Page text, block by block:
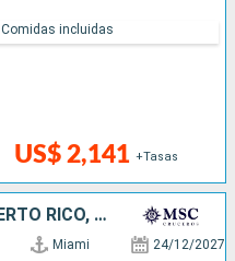
US$ 2,141 +Tasas
Comidas incluidas
REPÚBLICA DOMINICANA, PUERTO RICO, BAHAMAS, HONDURAS, MÉXICO, ESTADOS UNIDOS
Miami 24/12/2027